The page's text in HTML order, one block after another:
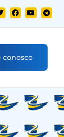
conosco